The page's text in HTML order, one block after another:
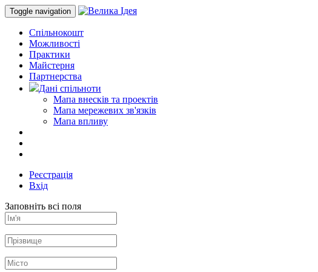
Toggle navigation
Спільнокошт
Можливості
Практики
Майстерня
Партнерства
Дані спільноти
Мапа внесків та проектів
Мапа мережевих зв'язків
Мапа впливу
Реєстрація
Вхід
Заповніть всі поля